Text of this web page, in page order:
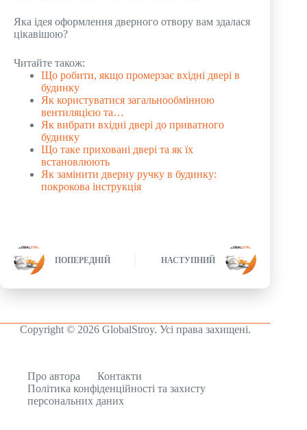
Яка ідея оформлення дверного отвору вам здалася
цікавішою?
Читайте також:
Що робити, якщо промерзає вхідні двері в
будинку
Як користуватися загальнообмінною
вентиляцією та…
Як вибрати вхідні двері до приватного
будинку
Що таке приховані двері та як їх
встановлюють
Як замінити дверну ручку в будинку:
покрокова інструкція
ПОПЕРЕДНІЙ НАСТУПНИЙ
Copyright © 2026 GlobalStroy. Усі права захищені.
Про автора
Контакти
Політика конфіденційності та захисту
персональних даних